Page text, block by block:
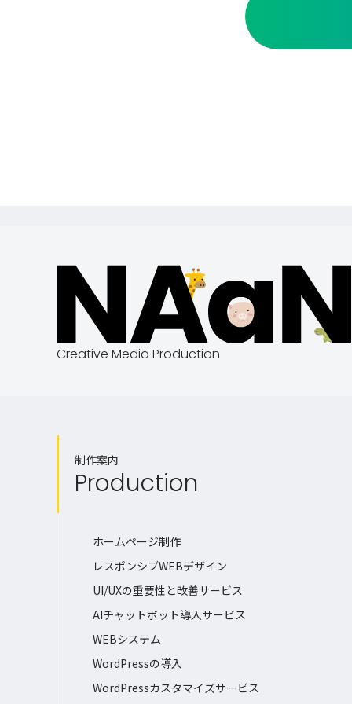
Creative Media Production
制作案内
Production
ホームページ制作
レスポンシブWEBデザイン
UI/UXの重要性と改善サービス
AIチャットボット導入サービス
WEBシステム
WordPressの導入
WordPressカスタマイズサービス